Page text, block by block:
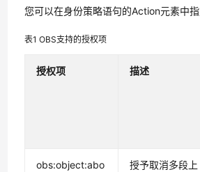
您可以在身份策略语句的Action元素中指
表1OBS支持的授权项
授权项 描述
obs:object:abo
授予取消多段上